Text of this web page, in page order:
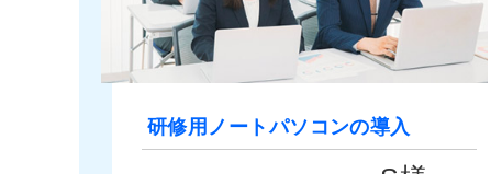
研修用ノートパソコンの導入